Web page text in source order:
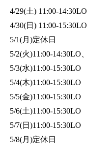
4/29(土) 11:00-14:30LO
4/30(日) 11:00-15:30LO
5/1(月)定休日
5/2(火)11:00-14:30LO、
5/3(水)11:00-15:30LO
5/4(木)11:00-15:30LO
5/5(金)11:00-15:30LO
5/6(土)11:00-15:30LO
5/7(日)11:00-15:30LO
5/8(月)定休日